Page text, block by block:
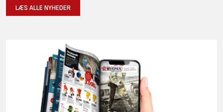
LÆS ALLE NYHEDER